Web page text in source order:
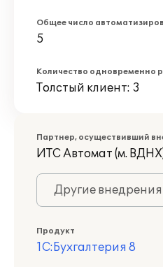
Общее число
5
Количество одновременно
Толстый клиент: 3
Партнер, осуществивший
ИТС Автомат (м.
Другие
Продукт
1С:Бухгалтерия 8